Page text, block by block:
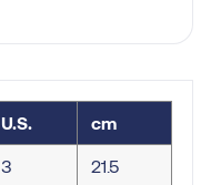
U.S. cm
3 21.5